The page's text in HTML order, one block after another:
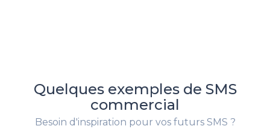
Quelques exemples de SMS
commercial
Besoin d'inspiration pour vos futurs SMS ?